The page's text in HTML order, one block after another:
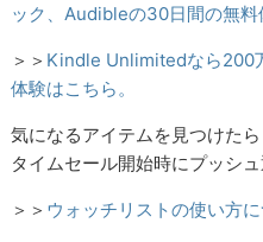
ック、Audibleの30日間の無料
＞＞ Kindle Unlimitedなら200
体験はこちら。
気になるアイテムを見つけた
タイムセール開始時にプッシュ
＞＞ ウォッチリストの使い方